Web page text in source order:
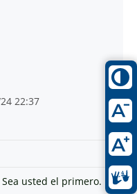
22:37
Sea usted el primero.